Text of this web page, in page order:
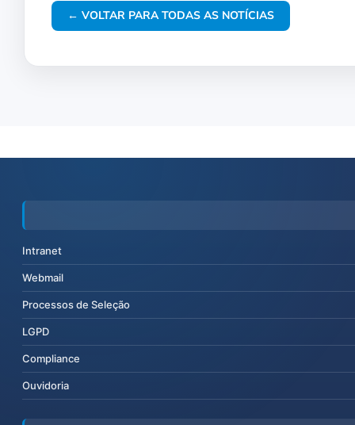
← VOLTAR PARA TODAS AS NOTÍCIAS
Intranet
Webmail
Processos de Seleção
LGPD
Compliance
Ouvidoria